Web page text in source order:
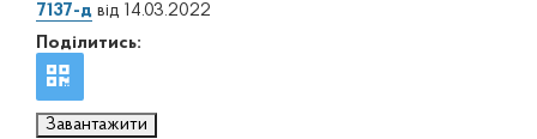
7137-д від 14.03.2022
Поділитись:
Завантажити